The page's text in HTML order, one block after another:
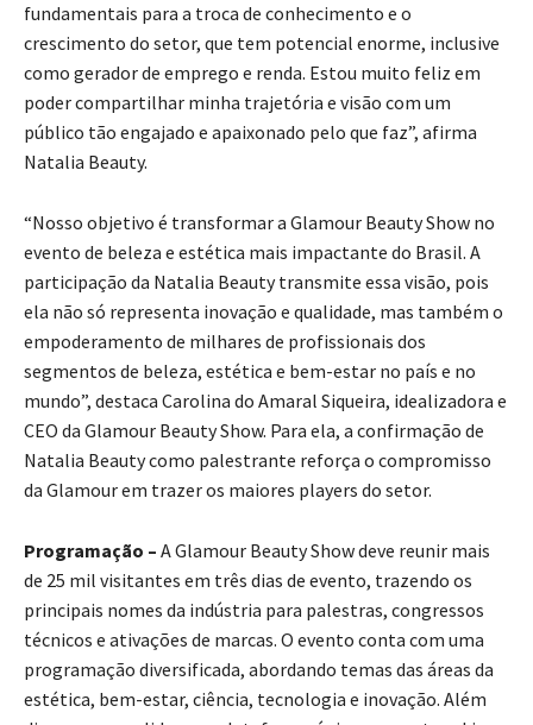
fundamentais para a troca de conhecimento e o
crescimento do setor, que tem potencial enorme, inclusive
como gerador de emprego e renda. Estou muito feliz em
poder compartilhar minha trajetória e visão com um
público tão engajado e apaixonado pelo que faz”, afirma
Natalia Beauty.
“Nosso objetivo é transformar a Glamour Beauty Show no
evento de beleza e estética mais impactante do Brasil. A
participação da Natalia Beauty transmite essa visão, pois
ela não só representa inovação e qualidade, mas também o
empoderamento de milhares de profissionais dos
segmentos de beleza, estética e bem-estar no país e no
mundo”, destaca Carolina do Amaral Siqueira, idealizadora e
CEO da Glamour Beauty Show. Para ela, a confirmação de
Natalia Beauty como palestrante reforça o compromisso
da Glamour em trazer os maiores players do setor.
Programação – A Glamour Beauty Show deve reunir mais
de 25 mil visitantes em três dias de evento, trazendo os
principais nomes da indústria para palestras, congressos
técnicos e ativações de marcas. O evento conta com uma
programação diversificada, abordando temas das áreas da
estética, bem-estar, ciência, tecnologia e inovação. Além